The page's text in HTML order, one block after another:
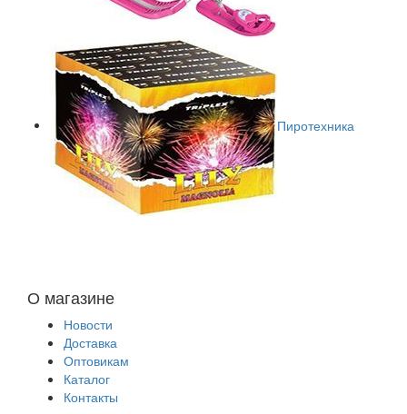
Пиротехника
О магазине
Новости
Доставка
Оптовикам
Каталог
Контакты